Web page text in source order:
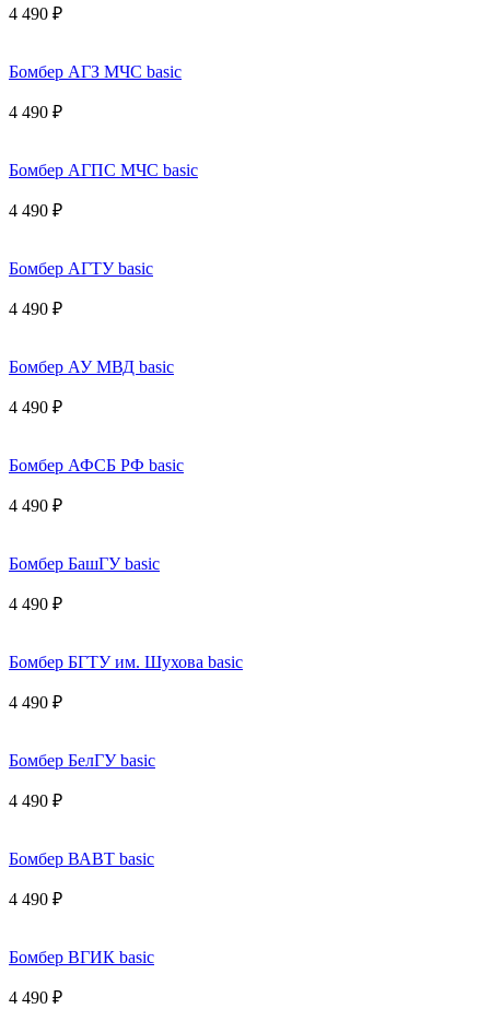
4 490 ₽
Бомбер АГЗ МЧС basic
4 490 ₽
Бомбер АГПС МЧС basic
4 490 ₽
Бомбер АГТУ basic
4 490 ₽
Бомбер АУ МВД basic
4 490 ₽
Бомбер АФСБ РФ basic
4 490 ₽
Бомбер БашГУ basic
4 490 ₽
Бомбер БГТУ им. Шухова basic
4 490 ₽
Бомбер БелГУ basic
4 490 ₽
Бомбер ВАВТ basic
4 490 ₽
Бомбер ВГИК basic
4 490 ₽